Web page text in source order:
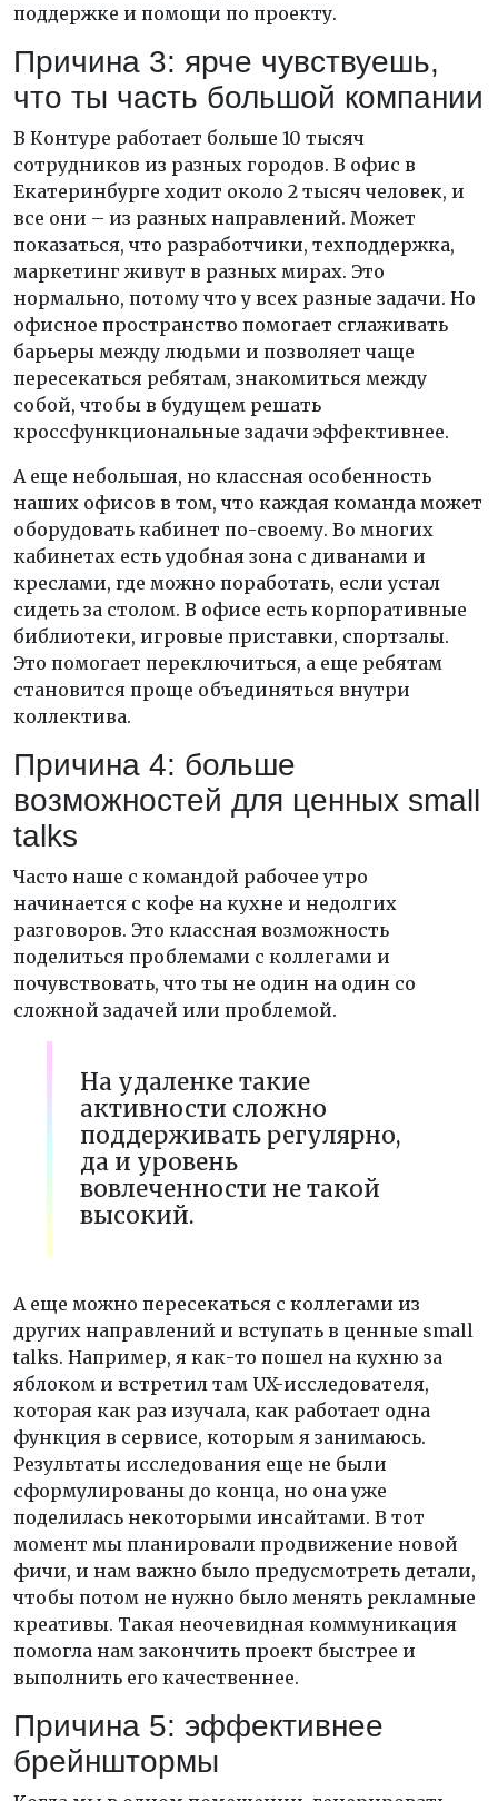
поддержке и помощи по проекту.
Причина 3: ярче чувствуешь,
что ты часть большой компании
В Контуре работает больше 10 тысяч
сотрудников из разных городов. В офис в
Екатеринбурге ходит около 2 тысяч человек, и
все они – из разных направлений. Может
показаться, что разработчики, техподдержка,
маркетинг живут в разных мирах. Это
нормально, потому что у всех разные задачи. Но
офисное пространство помогает сглаживать
барьеры между людьми и позволяет чаще
пересекаться ребятам, знакомиться между
собой, чтобы в будущем решать
кроссфункциональные задачи эффективнее.
А еще небольшая, но классная особенность
наших офисов в том, что каждая команда может
оборудовать кабинет по-своему. Во многих
кабинетах есть удобная зона с диванами и
креслами, где можно поработать, если устал
сидеть за столом. В офисе есть корпоративные
библиотеки, игровые приставки, спортзалы.
Это помогает переключиться, а еще ребятам
становится проще объединяться внутри
коллектива.
Причина 4: больше
возможностей для ценных small
talks
Часто наше с командой рабочее утро
начинается с кофе на кухне и недолгих
разговоров. Это классная возможность
поделиться проблемами с коллегами и
почувствовать, что ты не один на один со
сложной задачей или проблемой.
На удаленке такие
активности сложно
поддерживать регулярно,
да и уровень
вовлеченности не такой
высокий.
А еще можно пересекаться с коллегами из
других направлений и вступать в ценные small
talks. Например, я как-то пошел на кухню за
яблоком и встретил там UX-исследователя,
которая как раз изучала, как работает одна
функция в сервисе, которым я занимаюсь.
Результаты исследования еще не были
сформулированы до конца, но она уже
поделилась некоторыми инсайтами. В тот
момент мы планировали продвижение новой
фичи, и нам важно было предусмотреть детали,
чтобы потом не нужно было менять рекламные
креативы. Такая неочевидная коммуникация
помогла нам закончить проект быстрее и
выполнить его качественнее.
Причина 5: эффективнее
брейнштормы